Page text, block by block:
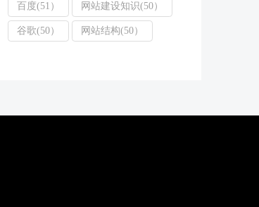
百度(51） 网站建设知识(50）
谷歌(50） 网站结构(50）